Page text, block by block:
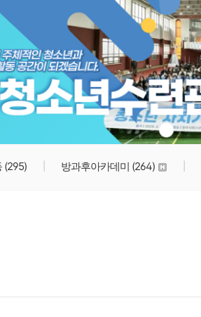
시청소년수련관
(295) 방과후아카데미 (264)